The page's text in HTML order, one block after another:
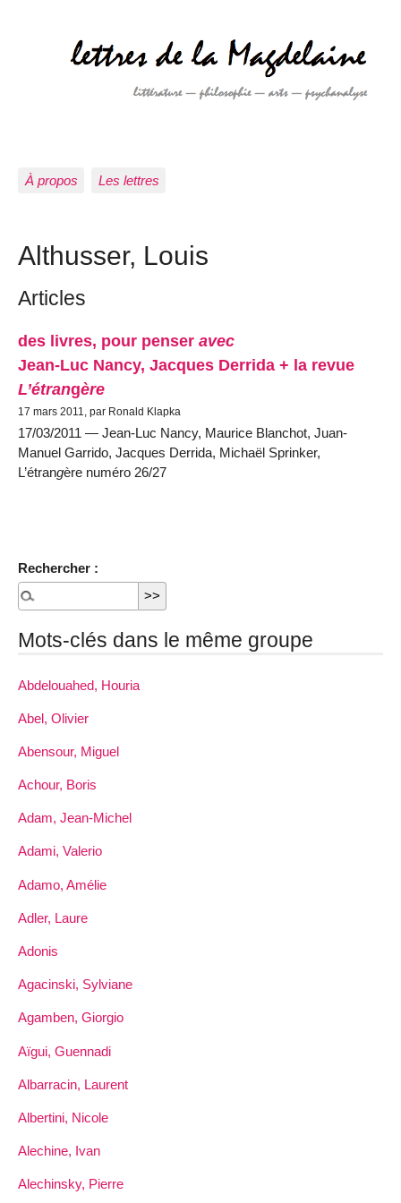
À propos Les lettres
Althusser, Louis
Articles
des livres, pour penser avec
Jean-Luc Nancy, Jacques Derrida + la revue
L’étrangère
17 mars 2011, par Ronald Klapka
17/03/2011 — Jean-Luc Nancy, Maurice Blanchot, Juan-
Manuel Garrido, Jacques Derrida, Michaël Sprinker,
L’étrangère numéro 26/27
Rechercher :
Mots-clés dans le même groupe
Abdelouahed, Houria
Abel, Olivier
Abensour, Miguel
Achour, Boris
Adam, Jean-Michel
Adami, Valerio
Adamo, Amélie
Adler, Laure
Adonis
Agacinski, Sylviane
Agamben, Giorgio
Aïgui, Guennadi
Albarracin, Laurent
Albertini, Nicole
Alechine, Ivan
Alechinsky, Pierre